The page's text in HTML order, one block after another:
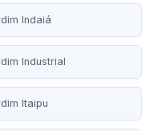
Indaiá
Industrial
Itaipu